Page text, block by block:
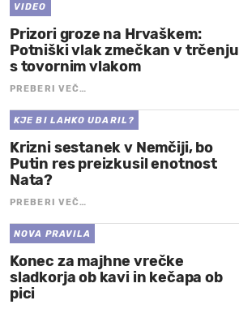
VIDEO
Prizori groze na Hrvaškem:
Potniški vlak zmečkan v trčenju
s tovornim vlakom
PREBERI VEČ…
KJE BI LAHKO UDARIL?
Krizni sestanek v Nemčiji, bo
Putin res preizkusil enotnost
Nata?
PREBERI VEČ…
NOVA PRAVILA
Konec za majhne vrečke
sladkorja ob kavi in kečapa ob
pici